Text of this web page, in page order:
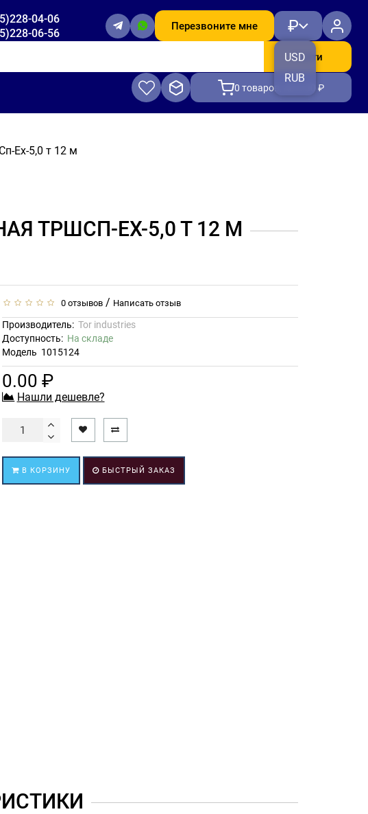
04-06
06-56
Перезвоните мне ₽
USD
RUB
Найти
0 товаров, на 0.00 ₽
Ех-5,0 т 12 м
ТРШСП-ЕХ-5,0 Т 12 М
0 отзывов / Написать отзыв
Производитель: Tor industries
Доступность: На складе
Модель 1015124
0.00 ₽
Нашли дешевле?
В КОРЗИНУ БЫСТРЫЙ ЗАКАЗ